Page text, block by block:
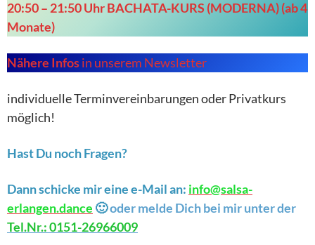
20:50 – 21:50 UhrBACHATA-KURS (MODERNA)(ab 4
Monate)
Nähere Infosin unserem Newsletter
individuelle Terminvereinbarungen oder Privatkurs
möglich!
Hast Du noch Fragen?
Dann schicke mir eine e-Mail an: info@salsa-
erlangen.dance 🙂oder melde Dich bei mir unter der
Tel.Nr.: 0151-26966009